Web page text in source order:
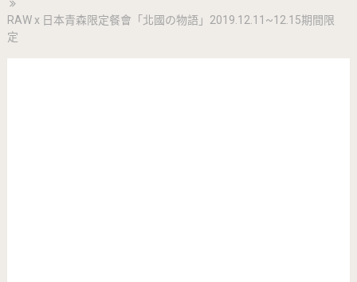
RAW x 日本青森限定餐會「北國の物語」2019.12.11~12.15期間限
定